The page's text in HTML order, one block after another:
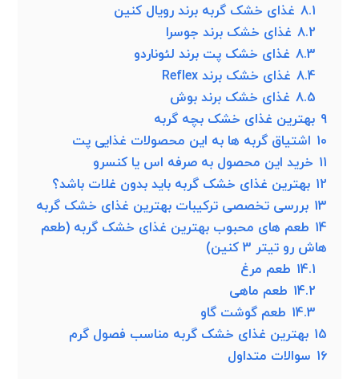
8.1 غذای خشک گربه برند رویال کنین
8.2 غذای خشک برند جوسرا
8.3 غذای خشک پت برند لئوناردو
8.4 غذای خشک برند Reflex
8.5 غذای خشک برند بوش
9 بهترین غذای خشک بچه گربه
10 اشتیاق گربه ها به این محصولات غذایی پت
11 خرید این محصول به صرفه اس یا کنسرو
12 بهترین غذای خشک گربه باید بدون غلات باشد؟
13 بررسی تخصصی ترکیبات بهترین غذای خشک گربه
14 طعم های محبوب بهترین غذای خشک گربه (طعم
هاش رو تیتر 3 کنین)
14.1 طعم مرغ
14.2 طعم ماهی
14.3 طعم گوشت گاو
15 بهترین غذای خشک گربه مناسب فصول گرم
16 سوالات متداول